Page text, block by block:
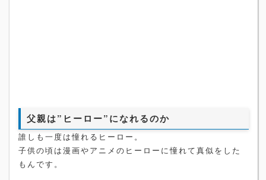
父親は”ヒーロー”になれるのか
誰しも一度は憧れるヒーロー。
子供の頃は漫画やアニメのヒーローに憧れて真似をした
もんです。